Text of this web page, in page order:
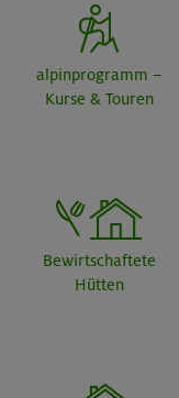
alpinprogramm –
Kurse & Touren
Bewirtschaftete
Hütten